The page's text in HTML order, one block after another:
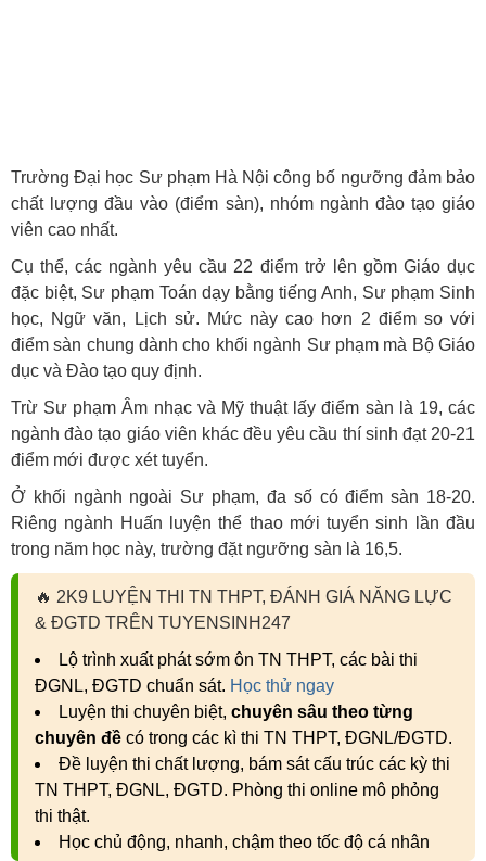
Trường Đại học Sư phạm Hà Nội công bố ngưỡng đảm bảo
chất lượng đầu vào (điểm sàn), nhóm ngành đào tạo giáo
viên cao nhất.
Cụ thể, các ngành yêu cầu 22 điểm trở lên gồm Giáo dục
đặc biệt, Sư phạm Toán dạy bằng tiếng Anh, Sư phạm Sinh
học, Ngữ văn, Lịch sử. Mức này cao hơn 2 điểm so với
điểm sàn chung dành cho khối ngành Sư phạm mà Bộ Giáo
dục và Đào tạo quy định.
Trừ Sư phạm Âm nhạc và Mỹ thuật lấy điểm sàn là 19, các
ngành đào tạo giáo viên khác đều yêu cầu thí sinh đạt 20-21
điểm mới được xét tuyển.
Ở khối ngành ngoài Sư phạm, đa số có điểm sàn 18-20.
Riêng ngành Huấn luyện thể thao mới tuyển sinh lần đầu
trong năm học này, trường đặt ngưỡng sàn là 16,5.
🔥 2K9 LUYỆN THI TN THPT, ĐÁNH GIÁ NĂNG LỰC
& ĐGTD TRÊN TUYENSINH247
Lộ trình xuất phát sớm ôn TN THPT, các bài thi
ĐGNL, ĐGTD chuẩn sát. Học thử ngay
Luyện thi chuyên biệt, chuyên sâu theo từng
chuyên đề có trong các kì thi TN THPT, ĐGNL/ĐGTD.
Đề luyện thi chất lượng, bám sát cấu trúc các kỳ thi
TN THPT, ĐGNL, ĐGTD. Phòng thi online mô phỏng
thi thật.
Học chủ động, nhanh, chậm theo tốc độ cá nhân